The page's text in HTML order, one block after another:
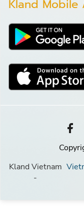
Kland Mobile
Kland Vietnam
-